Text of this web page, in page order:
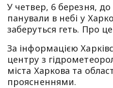
У четвер, 6 березня,
панували в небі у
заберуться геть. Про
За інформацією
центру з
міста Харкова та
проясненнями.